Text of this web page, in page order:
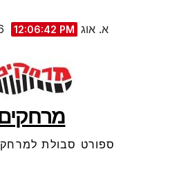
א. אוג 9th, 2026 12:06:43 PM
ספורט סבולת